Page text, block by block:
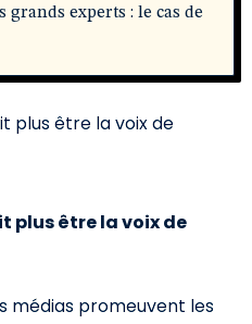
experts : le cas de
plus être la voix de